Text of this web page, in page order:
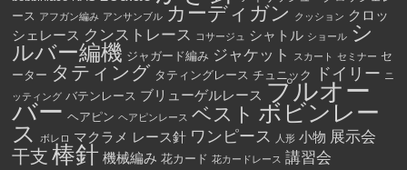
ース アフガン編み アンサンブル カーディガン クッション クロッ
シェレース クンストレース コサージュ シャトル ショール シ
ルバー編機 ジャガード編み ジャケット スカート セミナー セ
ーター タティング タティングレース チュニック ドイリー ニ
ッティング バテンレース ブリューゲルレース プルオー
バー ヘアピン ヘアピンレース ベスト ボビンレー
ス ボレロ マクラメ レース針 ワンピース 人形 小物 展示会
干支 棒針 機械編み 花カード 花カードレース 講習会